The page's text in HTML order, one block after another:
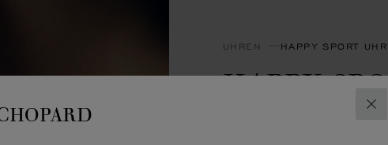
UHREN HAPPY SPORT
HAPPY
29 X 31 MM, AUTOMATIK,